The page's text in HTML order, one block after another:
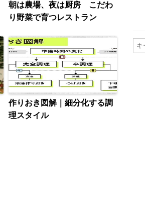
朝は農場、夜は厨房 こだわ
り野菜で育つレストラン
作りおき図解｜細分化する調
理スタイル